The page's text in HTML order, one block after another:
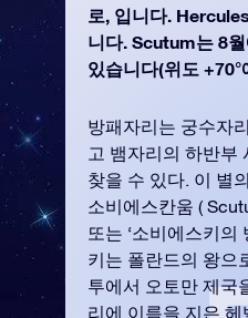
로, 입니다.
니다. Scutum는 8
있습니다(위도 +70°
방패자리는 궁수자
고 뱀자리의 하반부
찾을 수 있다. 이 별
소비에스칸움 (
또는 ‘소비에스키의
키는 폴란드의 왕으
투에서 오토만 제국
리에 이름을 지은